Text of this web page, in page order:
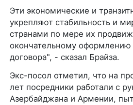
Эти экономические и
укрепляют стабильность и
странами по мере их
окончательному
договора", - сказал Брайза.
Экс-посол отметил, что на
лет посредники работали с
Азербайджана и Армении,